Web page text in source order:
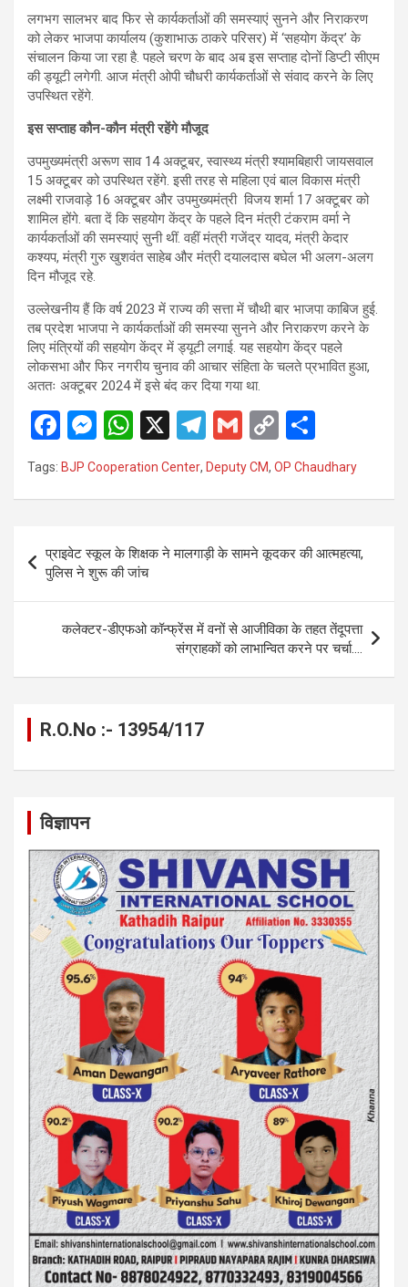
लगभग सालभर बाद फिर से कार्यकर्ताओं की समस्याएं सुनने और निराकरण
को लेकर भाजपा कार्यालय (कुशाभाऊ ठाकरे परिसर) में ‘सहयोग केंद्र’ के
संचालन किया जा रहा है. पहले चरण के बाद अब इस सप्ताह दोनों डिप्टी सीएम
की ड्यूटी लगेगी. आज मंंत्री ओपी चौधरी कार्यकर्ताओं से संवाद करने के लिए
उपस्थित रहेंगे.
इस सप्ताह कौन-कौन मंत्री रहेंगे मौजूद
उपमुख्यमंत्री अरूण साव 14 अक्टूबर, स्वास्थ्य मंत्री श्यामबिहारी जायसवाल
15 अक्टूबर को उपस्थित रहेंगे. इसी तरह से महिला एवं बाल विकास मंत्री
लक्ष्मी राजवाड़े 16 अक्टूबर और उपमुख्यमंत्री विजय शर्मा 17 अक्टूबर को
शामिल होंगे. बता दें कि सहयोग केंद्र के पहले दिन मंत्री टंकराम वर्मा ने
कार्यकर्ताओं की समस्याएं सुनी थीं. वहीं मंत्री गजेंद्र यादव, मंत्री केदार
कश्यप, मंत्री गुरु खुशवंत साहेब और मंत्री दयालदास बघेल भी अलग-अलग
दिन मौजूद रहे.
उल्लेखनीय हैं कि वर्ष 2023 में राज्य की सत्ता में चौथी बार भाजपा काबिज हुई.
तब प्रदेश भाजपा ने कार्यकर्ताओं की समस्या सुनने और निराकरण करने के
लिए मंत्रियों की सहयोग केंद्र में ड्यूटी लगाई. यह सहयोग केंद्र पहले
लोकसभा और फिर नगरीय चुनाव की आचार संहिता के चलते प्रभावित हुआ,
अततः अक्टूबर 2024 में इसे बंद कर दिया गया था.
F
a
o
o
k
M
se
g
er
W
h
A
p
p
X
T
el
a
m
G
m
ail
C
o
n
h
Tags: BJP Cooperation Center, Deputy CM, OP Chaudhary
navigation
प्राइवेट स्कूल के शिक्षक ने मालगाड़ी के सामने कूदकर की आत्महत्या,
पुलिस ने शुरू की जांच
कलेक्टर-डीएफओ कॉन्फ्रेंस में वनों से आजीविका के तहत तेंदूपत्ता
संग्राहकों को लाभान्वित करने पर चर्चा….
R.O.No :- 13954/117
विज्ञापन